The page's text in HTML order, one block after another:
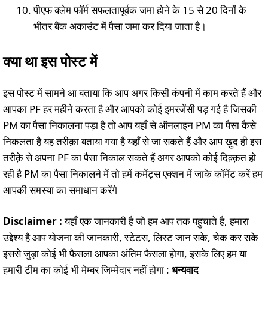
पीएफ क्लेम फॉर्म सफलतापूर्वक जमा होने के 15 से 20 दिनों के
भीतर बैंक अकाउंट में पैसा जमा कर दिया जाता है।
क्या था इस पोस्ट में
इस पोस्ट में सामने आ बताया कि आप अगर किसी कंपनी में काम करते हैं और
आपका PF हर महीने करता है और आपको कोई इमरजेंसी पड़ गई है जिसकी
PM का पैसा निकालना पड़ा है तो आप यहाँ से ऑनलाइन PM का पैसा कैसे
निकलता है यह तरीक़ा बताया गया है यहाँ से जा सकते हैं और आप ख़ुद ही इस
तरीक़े से अपना PF का पैसा निकाल सकते हैं अगर आपको कोई दिक़्क़त हो
रही है PM का पैसा निकालने में तो हमें कमेंट्स एक्शन में जाके कॉमेंट करें हम
आपकी समस्या का समाधान करेंगे
Disclaimer :यहाँ एक जानकारी है जो हम आप तक पहुचाते है, हमारा
उद्देश्य है आप योजना की जानकारी, स्टेटस, लिस्ट जान सके, चेक कर सके
इससे जुड़ा कोई भी फैसला आपका अंतिम फैसला होगा, इसके लिए हम या
हमारी टीम का कोई भी मेम्बर जिम्मेदार नहीं होगा : धन्यवाद